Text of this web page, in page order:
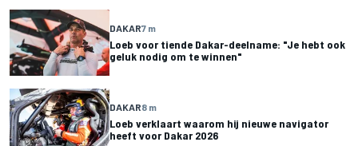
DAKAR7 m
Loeb voor tiende Dakar-deelname: "Je hebt ook
geluk nodig om te winnen"
DAKAR8 m
Loeb verklaart waarom hij nieuwe navigator
heeft voor Dakar 2026